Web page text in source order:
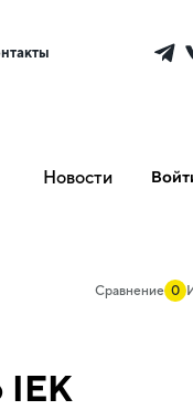
Новости
Сравнение 0
IEK